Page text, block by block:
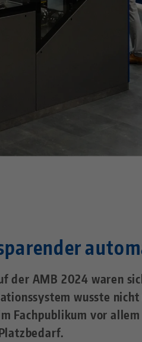
der AMB 2024 waren
wusste
Fachpublikum vor